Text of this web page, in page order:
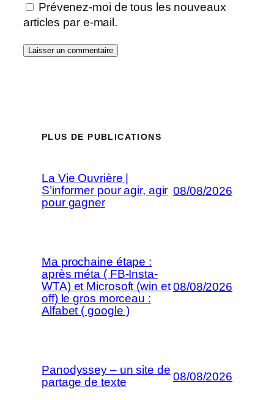
Prévenez-moi de tous les nouveaux
articles par e-mail.
PLUS DE PUBLICATIONS
La Vie Ouvrière |
S’informer pour agir, agir
pour gagner
08/08/2026
Ma prochaine étape :
après méta ( FB-Insta-
WTA) et Microsoft (win et
off) le gros morceau :
Alfabet ( google )
08/08/2026
Panodyssey – un site de
partage de texte
08/08/2026